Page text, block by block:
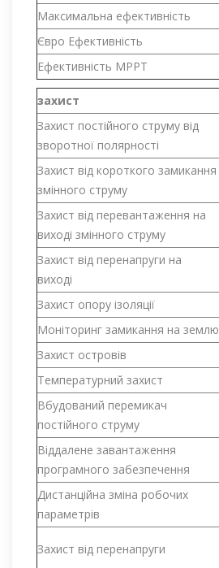
Максимальна ефективність
Євро Ефективність
Ефективність MPPT
захист
Захист постійного струму від
зворотної полярності
Захист від короткого замикання
змінного струму
Захист від перевантаження на
виході змінного струму
Захист від перенапруги на
виході
Захист опору ізоляції
Моніторинг замикання на землю
Захист островів
Температурний захист
Вбудований перемикач
постійного струму
Віддалене завантаження
програмного забезпечення
Дистанційна зміна робочих
параметрів
Захист від перенапруги